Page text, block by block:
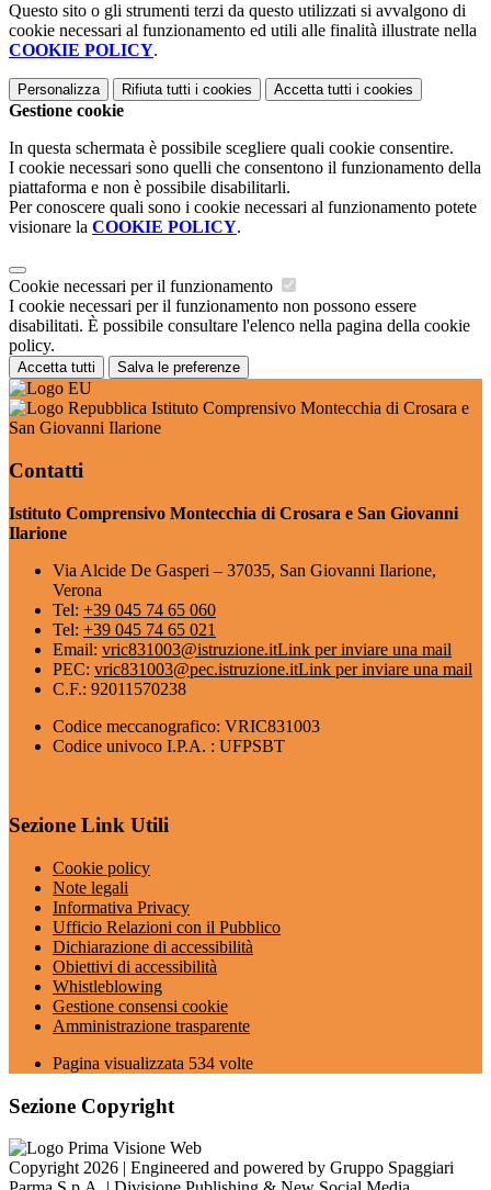
Questo sito o gli strumenti terzi da questo utilizzati si avvalgono di
cookie necessari al funzionamento ed utili alle finalità illustrate nella
COOKIE POLICY.
Personalizza Rifiuta tutti i cookies Accetta tutti i cookies
Gestione cookie
In questa schermata è possibile scegliere quali cookie consentire.
I cookie necessari sono quelli che consentono il funzionamento della
piattaforma e non è possibile disabilitarli.
Per conoscere quali sono i cookie necessari al funzionamento potete
visionare la COOKIE POLICY.
Cookie necessari per il funzionamento
I cookie necessari per il funzionamento non possono essere
disabilitati. È possibile consultare l'elenco nella pagina della cookie
policy.
Accetta tutti Salva le preferenze
Istituto Comprensivo Montecchia di Crosara e
San Giovanni Ilarione
Contatti
Istituto Comprensivo Montecchia di Crosara e San Giovanni
Ilarione
Via Alcide De Gasperi – 37035, San Giovanni Ilarione,
Verona
Tel: +39 045 74 65 060
Tel: +39 045 74 65 021
Email: vric831003@istruzione.itLink per inviare una mail
PEC: vric831003@pec.istruzione.itLink per inviare una mail
C.F.: 92011570238
Codice meccanografico: VRIC831003
Codice univoco I.P.A. : UFPSBT
Sezione Link Utili
Cookie policy
Note legali
Informativa Privacy
Ufficio Relazioni con il Pubblico
Dichiarazione di accessibilità
Obiettivi di accessibilità
Whistleblowing
Gestione consensi cookie
Amministrazione trasparente
Pagina visualizzata 534 volte
Sezione Copyright
Copyright 2026 | Engineered and powered by Gruppo Spaggiari